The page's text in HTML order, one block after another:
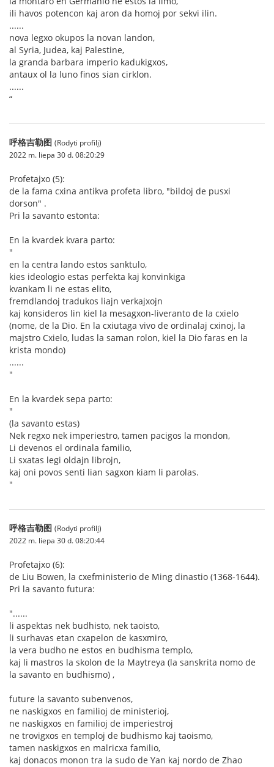
ili havos potencon kaj aron da homoj por sekvi ilin.
......
nova legxo okupos la novan landon,
al Syria, Judea, kaj Palestine,
la granda barbara imperio kadukigxos,
antaux ol la luno finos sian cirklon.
......
“
呼格吉勒图 (Rodyti profilį)
2022 m. liepa 30 d. 08:20:29
Profetajxo (5):
de la fama cxina antikva profeta libro, "bildoj de pusxi
dorson" .
Pri la savanto estonta:
En la kvardek kvara parto:
"
en la centra lando estos sanktulo,
kies ideologio estas perfekta kaj konvinkiga
kvankam li ne estas elito,
fremdlandoj tradukos liajn verkajxojn
kaj konsideros lin kiel la mesagxon-liveranto de la cxielo
(nome, de la Dio. En la cxiutaga vivo de ordinalaj cxinoj, la
majstro Cxielo, ludas la saman rolon, kiel la Dio faras en la
krista mondo)
......
"
En la kvardek sepa parto:
"
(la savanto estas)
Nek regxo nek imperiestro, tamen pacigos la mondon,
Li devenos el ordinala familio,
Li sxatas legi oldajn librojn,
kaj oni povos senti lian sagxon kiam li parolas.
"
呼格吉勒图 (Rodyti profilį)
2022 m. liepa 30 d. 08:20:44
Profetajxo (6):
de Liu Bowen, la cxefministerio de Ming dinastio (1368-1644).
Pri la savanto futura:
"......
li aspektas nek budhisto, nek taoisto,
li surhavas etan cxapelon de kasxmiro,
la vera budho ne estos en budhisma templo,
kaj li mastros la skolon de la Maytreya (la sanskrita nomo de
la savanto en budhismo) ,
future la savanto subenvenos,
ne naskigxos en familioj de ministerioj,
ne naskigxos en familioj de imperiestroj
ne trovigxos en temploj de budhismo kaj taoismo,
tamen naskigxos en malricxa familio,
kaj donacos monon tra la sudo de Yan kaj nordo de Zhao